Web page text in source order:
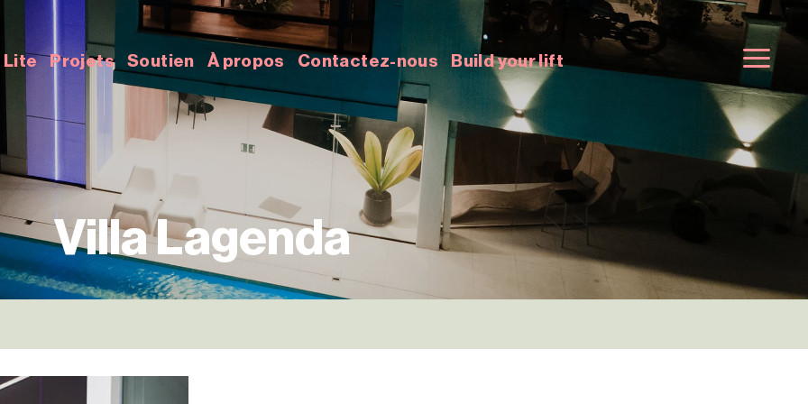
Lite Projets Soutien À propos Contactez-nous Build your lift
Villa Lagenda